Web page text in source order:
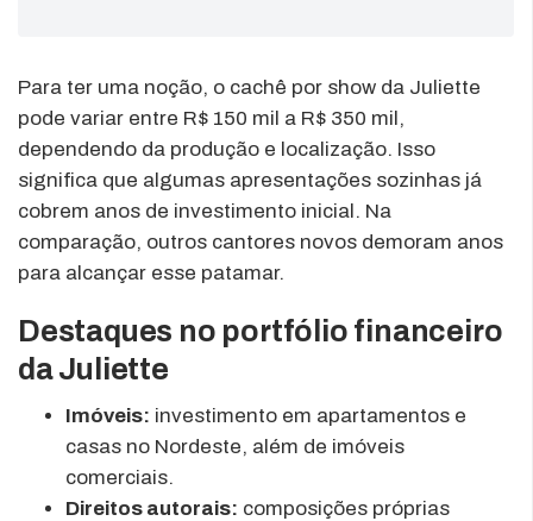
Para ter uma noção, o cachê por show da Juliette
pode variar entre R$ 150 mil a R$ 350 mil,
dependendo da produção e localização. Isso
significa que algumas apresentações sozinhas já
cobrem anos de investimento inicial. Na
comparação, outros cantores novos demoram anos
para alcançar esse patamar.
Destaques no portfólio financeiro
da Juliette
Imóveis: investimento em apartamentos e
casas no Nordeste, além de imóveis
comerciais.
Direitos autorais: composições próprias